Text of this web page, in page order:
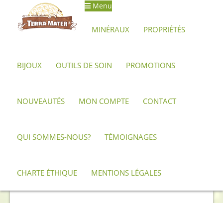
Aller
Aller
au
Menu
MINÉRAUX PROPRIÉTÉS
BIJOUX OUTILS DE SOIN PROMOTIONS
NOUVEAUTÉS MON COMPTE CONTACT
QUI SOMMES-NOUS? TÉMOIGNAGES
CHARTE ÉTHIQUE MENTIONS LÉGALES
Accueil Minéraux, pierres et cristaux Cornaline
Galet de